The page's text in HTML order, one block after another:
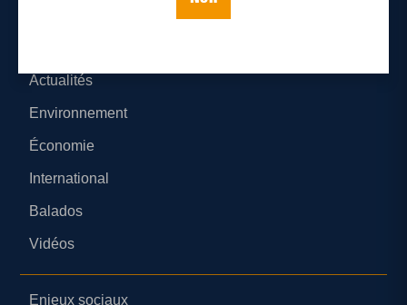
Actualités
Environnement
Économie
International
Balados
Vidéos
Enjeux sociaux